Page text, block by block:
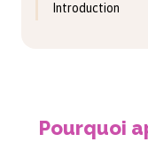
Introduction
Pourquoi